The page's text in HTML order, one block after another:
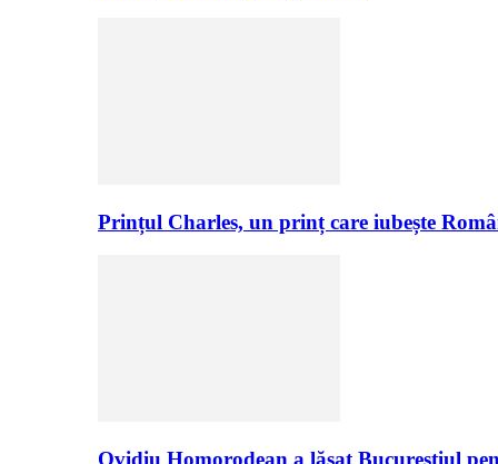
Prințul Charles, un prinț care iubește
Ovidiu Homorodean a lăsat Bucureștiul